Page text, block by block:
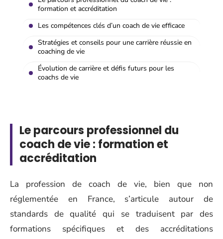
formation et accréditation
Les compétences clés d’un coach de vie efficace
Stratégies et conseils pour une carrière réussie en
coaching de vie
Évolution de carrière et défis futurs pour les
coachs de vie
Le parcours professionnel du
coach de vie : formation et
accréditation
La profession de coach de vie, bien que non
réglementée en France, s’articule autour de
standards de qualité qui se traduisent par des
formations spécifiques et des accréditations